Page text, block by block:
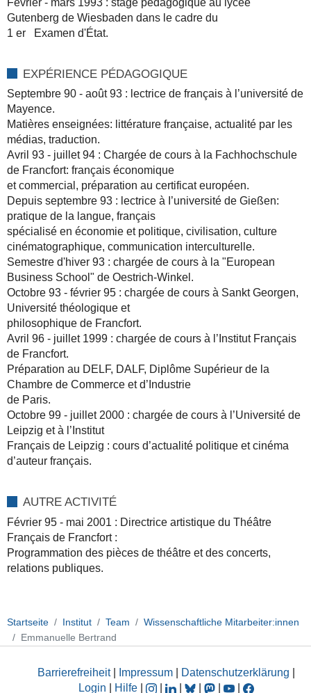
Février - mars 1993 : stage pédagogique au lycée
Gutenberg de Wiesbaden dans le cadre du
1 er Examen d'État.
EXPÉRIENCE PÉDAGOGIQUE
Septembre 90 - août 93 : lectrice de français à l’université de
Mayence.
Matières enseignées: littérature française, actualité par les
médias, traduction.
Avril 93 - juillet 94 : Chargée de cours à la Fachhochschule
de Francfort: français économique
et commercial, préparation au certificat européen.
Depuis septembre 93 : lectrice à I’université de Gießen:
pratique de la langue, français
spécialisé en économie et politique, civilisation, culture
cinématographique, communication interculturelle.
Semestre d'hiver 93 : chargée de cours à la "European
Business School" de Oestrich-Winkel.
Octobre 93 - février 95 : chargée de cours à Sankt Georgen,
Université théologique et
philosophique de Francfort.
Avril 96 - juillet 1999 : chargée de cours à l’Institut Français
de Francfort.
Préparation au DELF, DALF, Diplôme Supérieur de la
Chambre de Commerce et d’Industrie
de Paris.
Octobre 99 - juillet 2000 : chargée de cours à l’Université de
Leipzig et à l’Institut
Français de Leipzig : cours d’actualité politique et cinéma
d’auteur français.
AUTRE ACTIVITÉ
Février 95 - mai 2001 : Directrice artistique du Théâtre
Français de Francfort :
Programmation des pièces de théâtre et des concerts,
relations publiques.
Startseite Institut Team
Wissenschaftliche Mitarbeiter:innen
Emmanuelle Bertrand
Barrierefreiheit| Impressum Datenschutzerklärung
Login
Hilfe